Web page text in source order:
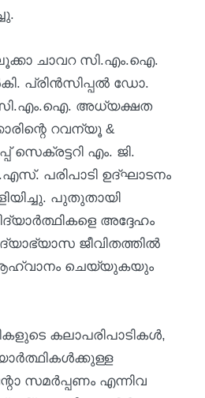
ചാവറ സി.എം.ഐ.
പ്രിൻസിപ്പൽ ഡോ.
സി.എം.ഐ. അധ്യക്ഷത
റവന്യൂ &
എം. ജി.
പരിപാടി ഉദ്ഘാടനം
പുതുതായി
അദ്ദേഹം
ജീവിതത്തിൽ
ചെയ്യുകയും
കലാപരിപാടികൾ,
സമർപ്പണം എന്നിവ